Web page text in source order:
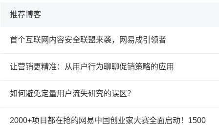
推荐博客
首个互联网内容安全联盟来袭，网易成引领者
让营销更精准：从用户行为聊聊促销策略的应用
如何避免定量用户流失研究的误区？
2000+项目都在抢的网易中国创业家大赛全面启动！1500